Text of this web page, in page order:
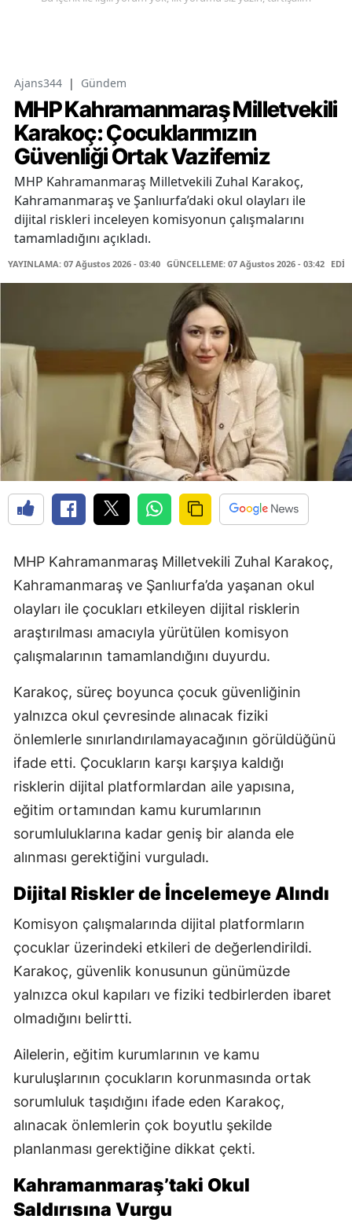
Ajans344 | Gündem
MHP Kahramanmaraş Milletvekili
Karakoç: Çocuklarımızın
Güvenliği Ortak Vazifemiz
MHP Kahramanmaraş Milletvekili Zuhal Karakoç,
Kahramanmaraş ve Şanlıurfa’daki okul olayları ile
dijital riskleri inceleyen komisyonun çalışmalarını
tamamladığını açıkladı.
YAYINLAMA: 07 Ağustos 2026 - 03:40 GÜNCELLEME: 07 Ağustos 2026 - 03:42
MHP Kahramanmaraş Milletvekili Zuhal Karakoç,
Kahramanmaraş ve Şanlıurfa’da yaşanan okul
olayları ile çocukları etkileyen dijital risklerin
araştırılması amacıyla yürütülen komisyon
çalışmalarının tamamlandığını duyurdu.
Karakoç, süreç boyunca çocuk güvenliğinin
yalnızca okul çevresinde alınacak fiziki
önlemlerle sınırlandırılamayacağının görüldüğünü
ifade etti. Çocukların karşı karşıya kaldığı
risklerin dijital platformlardan aile yapısına,
eğitim ortamından kamu kurumlarının
sorumluluklarına kadar geniş bir alanda ele
alınması gerektiğini vurguladı.
Dijital Riskler de İncelemeye Alındı
Komisyon çalışmalarında dijital platformların
çocuklar üzerindeki etkileri de değerlendirildi.
Karakoç, güvenlik konusunun günümüzde
yalnızca okul kapıları ve fiziki tedbirlerden ibaret
olmadığını belirtti.
Ailelerin, eğitim kurumlarının ve kamu
kuruluşlarının çocukların korunmasında ortak
sorumluluk taşıdığını ifade eden Karakoç,
alınacak önlemlerin çok boyutlu şekilde
planlanması gerektiğine dikkat çekti.
Kahramanmaraş’taki Okul
Saldırısına Vurgu